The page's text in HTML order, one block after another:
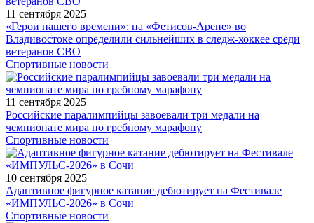
11 сентября 2025
«Герои нашего времени»: на «Фетисов-Арене» во
Владивостоке определили сильнейших в следж-хоккее среди
ветеранов СВО
Спортивные новости
11 сентября 2025
Российские паралимпийцы завоевали три медали на
чемпионате мира по гребному марафону
Спортивные новости
10 сентября 2025
Адаптивное фигурное катание дебютирует на Фестивале
«ИМПУЛЬС-2026» в Сочи
Спортивные новости